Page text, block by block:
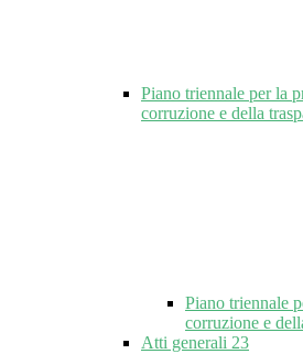
Piano triennale per la
corruzione e della
Piano triennale
corruzione e
Atti generali 23